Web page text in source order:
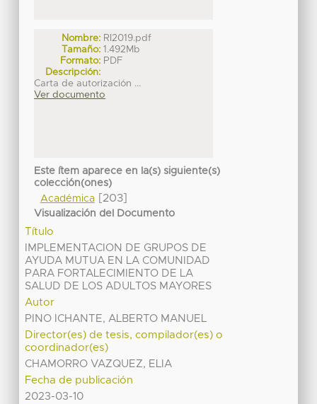
Nombre: RI2019.pdf
Tamaño: 1.492Mb
Formato: PDF
Descripción:
Carta de autorización ...
Ver documento
Este ítem aparece en la(s) siguiente(s)
colección(ones)
Académica[203]
Visualización del Documento
Título
IMPLEMENTACION DE GRUPOS DE
AYUDA MUTUA EN LA COMUNIDAD
PARA FORTALECIMIENTO DE LA
SALUD DE LOS ADULTOS MAYORES
Autor
PINO ICHANTE, ALBERTO MANUEL
Director(es) de tesis, compilador(es) o
coordinador(es)
CHAMORRO VAZQUEZ, ELIA
Fecha de publicación
2023-03-10